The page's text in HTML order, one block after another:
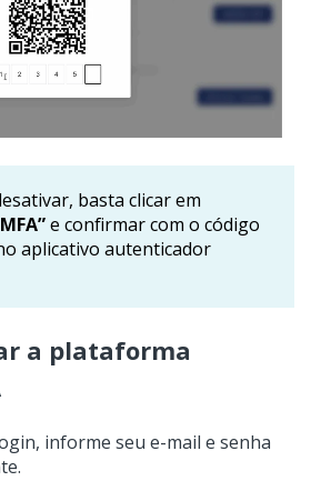
basta clicar em
e confirmar com o código
aplicativo autenticador
a plataforma
informe seu e-mail e senha